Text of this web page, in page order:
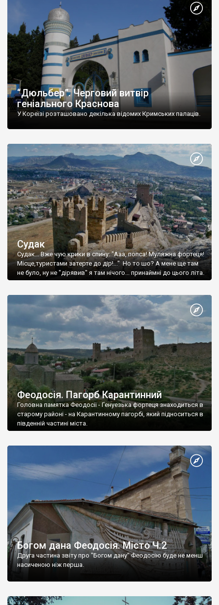
“Дюльбер”. Черговий витвір
геніального Краснова
У Кореїзі розташовано декілька відомих Кримських палаців.
Судак
Судак... Вже чую крики в спину: "Ааа, попса! Муляжна фортеця!
Місце,туристами затерте до дір!..." Но то шо? А мене ще там
не було, ну не "дірявив" я там нічого... принаймні до цього літа.
Феодосія. Пагорб Карантинний
Головна памятка Феодосії - Генуезька фортеця знаходиться в
старому районі - на Карантинному пагорбі, який підноситься в
південній частині міста.
Богом дана Феодосія. Місто Ч.2
Друга частина звіту про "Богом дану" Феодосію буде не менш
насиченою ніж перша.